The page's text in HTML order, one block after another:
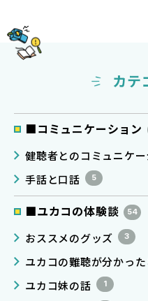
カテ
■コミュニケーション
健聴者とのコミュニケ
手話と口話 5
■ユカコの体験談 54
おススメのグッズ 3
ユカコの難聴が分かった
ユカコ妹の話 1